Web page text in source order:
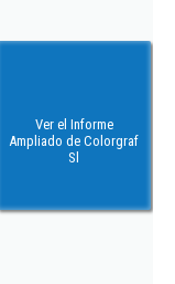
Ver el Informe
Ampliado de Colorgraf
Sl